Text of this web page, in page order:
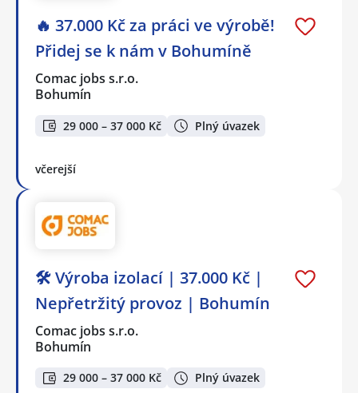
🔥 37.000 Kč za práci ve výrobě!
Přidej se k nám v Bohumíně
Comac jobs s.r.o.
Bohumín
29 000 – 37 000 Kč Plný úvazek
včerejší
🛠️ Výroba izolací | 37.000 Kč |
Nepřetržitý provoz | Bohumín
Comac jobs s.r.o.
Bohumín
29 000 – 37 000 Kč Plný úvazek